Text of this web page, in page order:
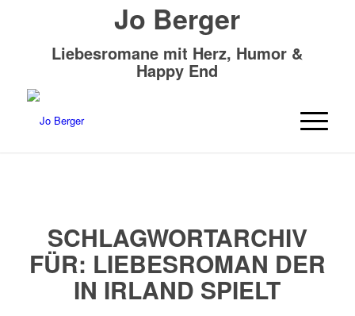
Jo Berger
Liebesromane mit Herz, Humor &
Happy End
SCHLAGWORTARCHIV
FÜR: LIEBESROMAN DER
IN IRLAND SPIELT